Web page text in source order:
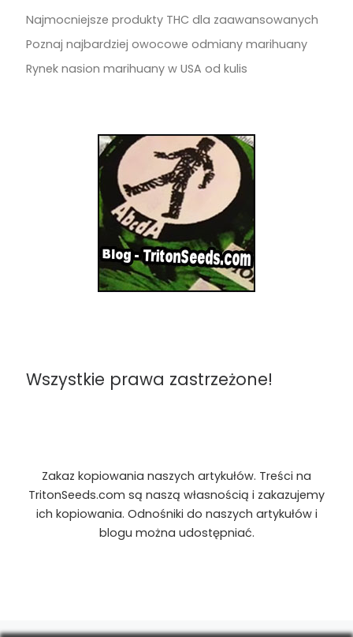
Najmocniejsze produkty THC dla zaawansowanych
Poznaj najbardziej owocowe odmiany marihuany
Rynek nasion marihuany w USA od kulis
Wszystkie prawa zastrzeżone!
Zakaz kopiowania naszych artykułów. Treści na
TritonSeeds.com są naszą własnością i zakazujemy
ich kopiowania. Odnośniki do naszych artykułów i
blogu można udostępniać.